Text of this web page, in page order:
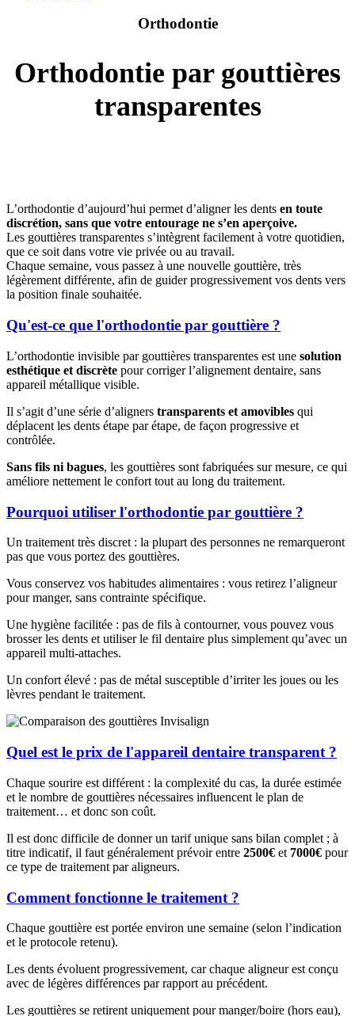
Orthodontie
Orthodontie par gouttières
transparentes
L’orthodontie d’aujourd’hui permet d’aligner les dents en toute
discrétion, sans que votre entourage ne s’en aperçoive.
Les gouttières transparentes s’intègrent facilement à votre quotidien,
que ce soit dans votre vie privée ou au travail.
Chaque semaine, vous passez à une nouvelle gouttière, très
légèrement différente, afin de guider progressivement vos dents vers
la position finale souhaitée.
Qu'est-ce que l'orthodontie par gouttière ?
L’orthodontie invisible par gouttières transparentes est une solution
esthétique et discrète pour corriger l’alignement dentaire, sans
appareil métallique visible.
Il s’agit d’une série d’aligners transparents et amovibles qui
déplacent les dents étape par étape, de façon progressive et
contrôlée.
Sans fils ni bagues, les gouttières sont fabriquées sur mesure, ce qui
améliore nettement le confort tout au long du traitement.
Pourquoi utiliser l'orthodontie par gouttière ?
Un traitement très discret : la plupart des personnes ne remarqueront
pas que vous portez des gouttières.
Vous conservez vos habitudes alimentaires : vous retirez l’aligneur
pour manger, sans contrainte spécifique.
Une hygiène facilitée : pas de fils à contourner, vous pouvez vous
brosser les dents et utiliser le fil dentaire plus simplement qu’avec un
appareil multi-attaches.
Un confort élevé : pas de métal susceptible d’irriter les joues ou les
lèvres pendant le traitement.
Quel est le prix de l'appareil dentaire transparent ?
Chaque sourire est différent : la complexité du cas, la durée estimée
et le nombre de gouttières nécessaires influencent le plan de
traitement… et donc son coût.
Il est donc difficile de donner un tarif unique sans bilan complet ; à
titre indicatif, il faut généralement prévoir entre 2500€ et 7000€ pour
ce type de traitement par aligneurs.
Comment fonctionne le traitement ?
Chaque gouttière est portée environ une semaine (selon l’indication
et le protocole retenu).
Les dents évoluent progressivement, car chaque aligneur est conçu
avec de légères différences par rapport au précédent.
Les gouttières se retirent uniquement pour manger/boire (hors eau),